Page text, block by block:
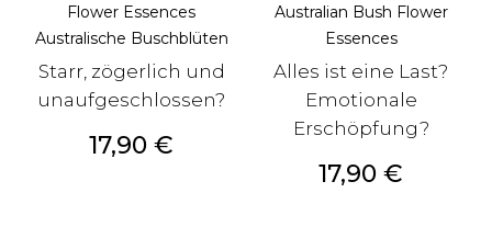
Flower Essences
Australische Buschblüten
Starr, zögerlich und
unaufgeschlossen?
Preis
17,90 €
Australian Bush Flower
Essences
Alles ist eine Last?
Emotionale
Erschöpfung?
Preis
17,90 €